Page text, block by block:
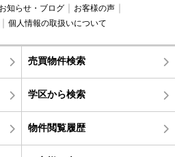
お知らせ・ブログ
お客様の声
個人情報の取扱いについて
売買物件検索
学区から検索
物件閲覧履歴